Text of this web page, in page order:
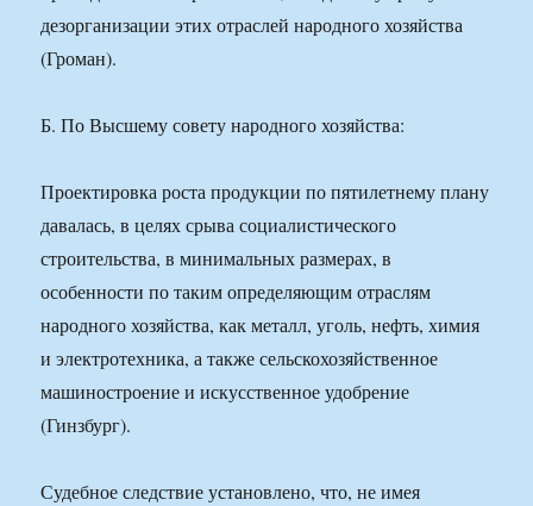
дезорганизации этих отраслей народного хозяйства
(Громан).
Б. По Высшему совету народного хозяйства:
Проектировка роста продукции по пятилетнему плану
давалась, в целях срыва социалистического
строительства, в минимальных размерах, в
особенности по таким определяющим отраслям
народного хозяйства, как металл, уголь, нефть, химия
и электротехника, а также сельскохозяйственное
машиностроение и искусственное удобрение
(Гинзбург).
Судебное следствие установлено, что, не имея